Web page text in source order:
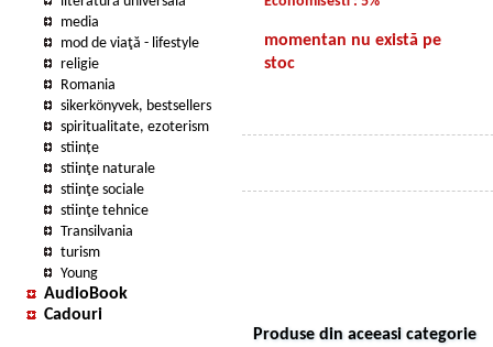
media
mod de viaţă - lifestyle
religie
Romania
sikerkönyvek, bestsellers
spiritualitate, ezoterism
stiințe
stiinţe naturale
stiinţe sociale
stiinţe tehnice
Transilvania
turism
Young
AudioBook
Cadouri
momentan nu există pe
stoc
Produse din aceeasi categorie